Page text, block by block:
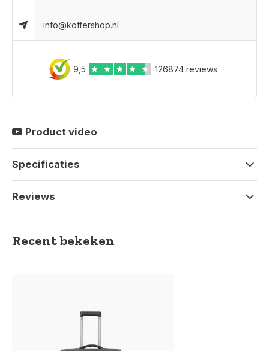
info@koffershop.nl
9,5 126874 reviews
Product video
Specificaties
Reviews
Recent bekeken